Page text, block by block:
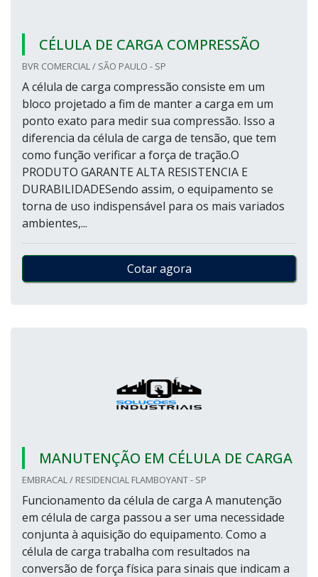
CÉLULA DE CARGA COMPRESSÃO
BVR COMERCIAL / SÃO PAULO - SP
A célula de carga compressão consiste em um
bloco projetado a fim de manter a carga em um
ponto exato para medir sua compressão. Isso a
diferencia da célula de carga de tensão, que tem
como função verificar a força de tração.O
PRODUTO GARANTE ALTA RESISTENCIA E
DURABILIDADESendo assim, o equipamento se
torna de uso indispensável para os mais variados
ambientes,...
Cotar agora
MANUTENÇÃO EM CÉLULA DE CARGA
EMBRACAL / RESIDENCIAL FLAMBOYANT - SP
Funcionamento da célula de carga A manutenção
em célula de carga passou a ser uma necessidade
conjunta à aquisição do equipamento. Como a
célula de carga trabalha com resultados na
conversão de força física para sinais que indicam a